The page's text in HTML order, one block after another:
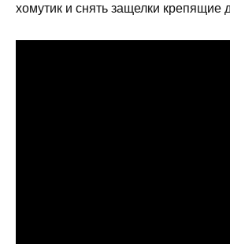
хомутик и снять защелки крепящие